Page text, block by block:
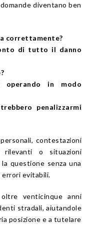
diventano ben
correttamente?
di tutto il danno
operando in modo
penalizzarmi
contestazioni
rilevanti o situazioni
questione senza una
errori evitabili.
venticinque anni
stradali, aiutandole
posizione e a tutelare